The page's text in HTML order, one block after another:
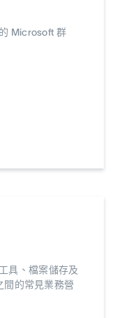
Microsoft 群
具、檔案儲存及
間的常見業務營